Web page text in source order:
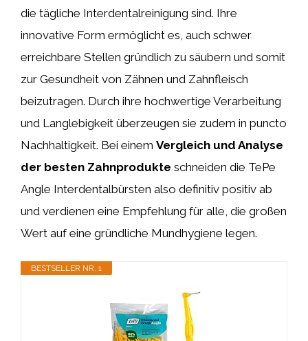
die tägliche Interdentalreinigung sind. Ihre
innovative Form ermöglicht es, auch schwer
erreichbare Stellen gründlich zu säubern und somit
zur Gesundheit von Zähnen und Zahnfleisch
beizutragen. Durch ihre hochwertige Verarbeitung
und Langlebigkeit überzeugen sie zudem in puncto
Nachhaltigkeit. Bei einem Vergleich und Analyse
der besten Zahnprodukte schneiden die TePe
Angle Interdentalbürsten also definitiv positiv ab
und verdienen eine Empfehlung für alle, die großen
Wert auf eine gründliche Mundhygiene legen.
BESTSELLER NR. 1